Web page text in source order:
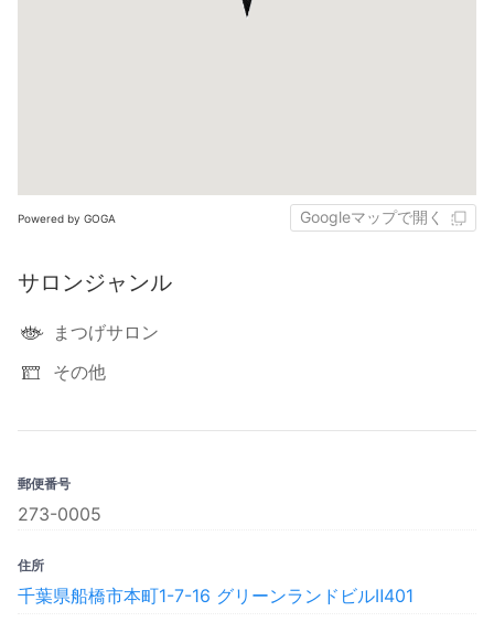
Powered by GOGA Googleマップで開く
サロンジャンル
まつげサロン
その他
郵便番号
273-0005
住所
千葉県船橋市本町1-7-16 グリーンランドビルⅡ401